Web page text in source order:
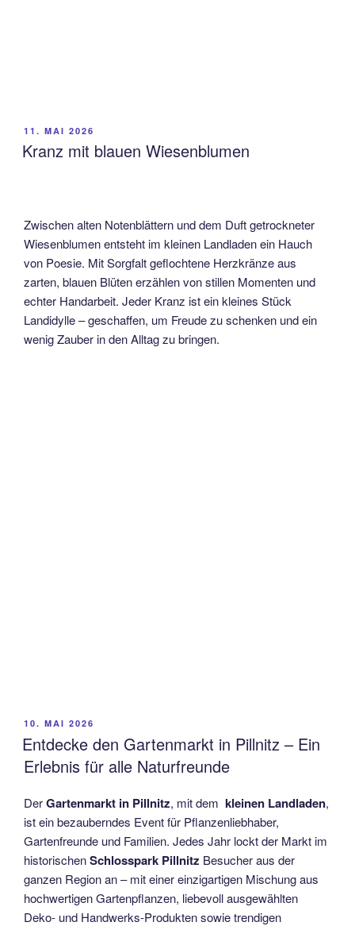
VERÖFFENTLICHT
AM
11. MAI 2026
Kranz mit blauen Wiesenblumen
Zwischen alten Notenblättern und dem Duft getrockneter
Wiesenblumen entsteht im kleinen Landladen ein Hauch
von Poesie. Mit Sorgfalt geflochtene Herzkränze aus
zarten, blauen Blüten erzählen von stillen Momenten und
echter Handarbeit. Jeder Kranz ist ein kleines Stück
Landidylle – geschaffen, um Freude zu schenken und ein
wenig Zauber in den Alltag zu bringen.
VERÖFFENTLICHT
AM
10. MAI 2026
Entdecke den Gartenmarkt in Pillnitz – Ein
Erlebnis für alle Naturfreunde
DerGartenmarkt in Pillnitz, mit dem kleinen Landladen,
ist ein bezauberndes Event für Pflanzenliebhaber,
Gartenfreunde und Familien. Jedes Jahr lockt der Markt im
historischenSchlosspark Pillnitz Besucher aus der
ganzen Region an – mit einer einzigartigen Mischung aus
hochwertigen Gartenpflanzen, liebevoll ausgewählten
Deko- und Handwerks-Produkten sowie trendigen